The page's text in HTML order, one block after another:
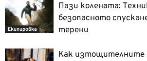
Екипировка
Пази колената:
безопасното
терени
Как изтощителните